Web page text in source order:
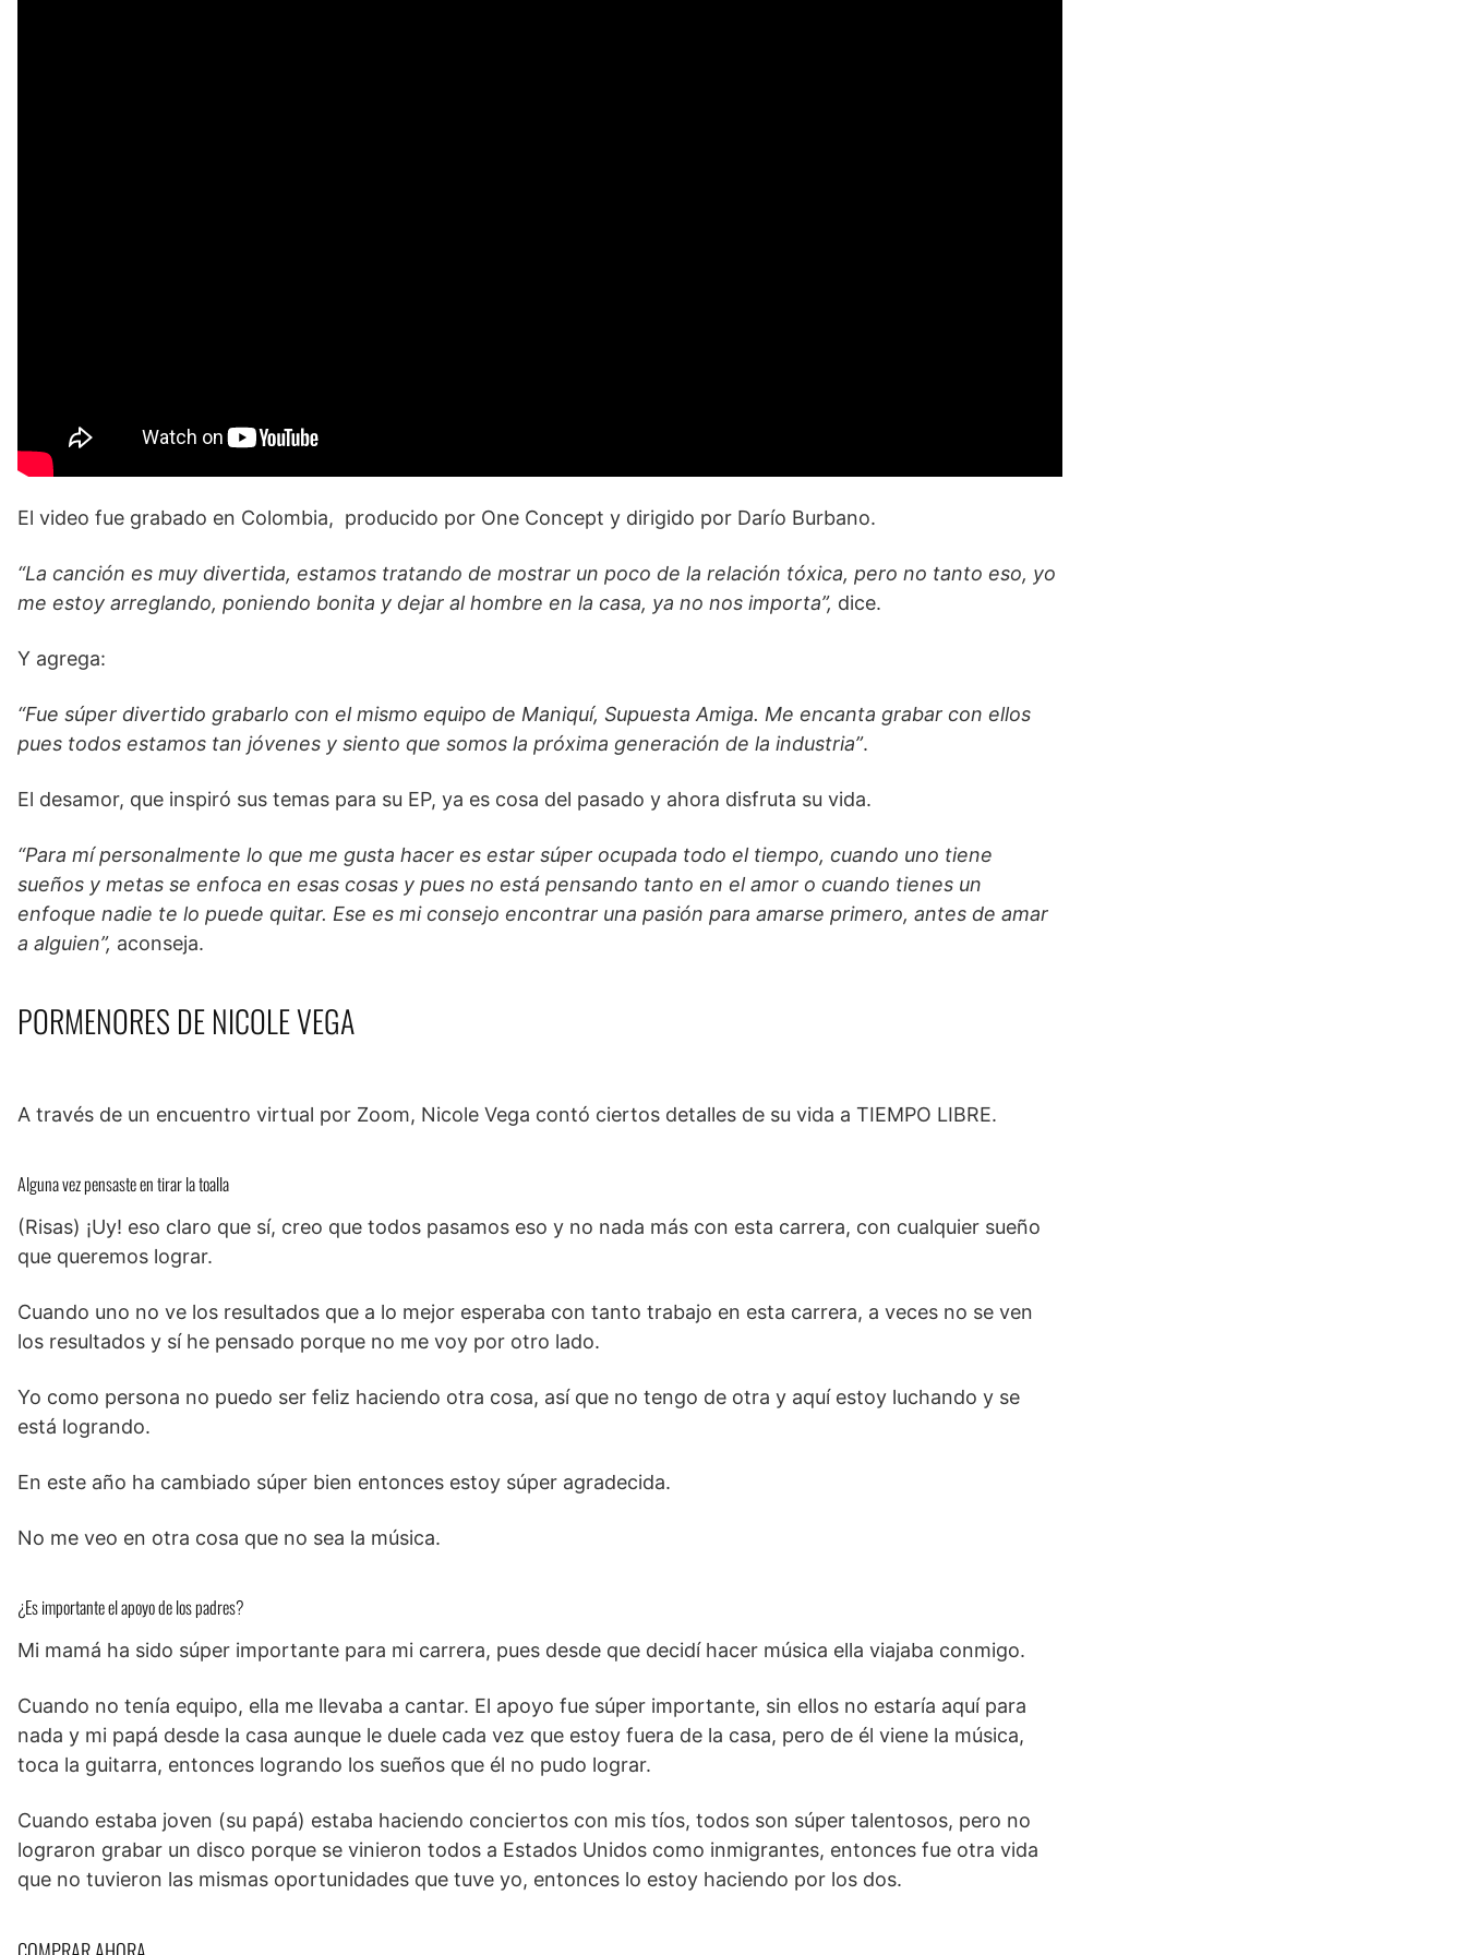
El video fue grabado en Colombia, producido por One Concept y dirigido por Darío Burbano.
“La canción es muy divertida, estamos tratando de mostrar un poco de la relación tóxica, pero no tanto eso, yo
me estoy arreglando, poniendo bonita y dejar al hombre en la casa, ya no nos importa”, dice.
Y agrega:
“Fue súper divertido grabarlo con el mismo equipo de Maniquí, Supuesta Amiga. Me encanta grabar con ellos
pues todos estamos tan jóvenes y siento que somos la próxima generación de la industria”.
El desamor, que inspiró sus temas para su EP, ya es cosa del pasado y ahora disfruta su vida.
“Para mí personalmente lo que me gusta hacer es estar súper ocupada todo el tiempo, cuando uno tiene
sueños y metas se enfoca en esas cosas y pues no está pensando tanto en el amor o cuando tienes un
enfoque nadie te lo puede quitar. Ese es mi consejo encontrar una pasión para amarse primero, antes de amar
a alguien”, aconseja.
PORMENORES DE NICOLE VEGA
A través de un encuentro virtual por Zoom, Nicole Vega contó ciertos detalles de su vida a TIEMPO LIBRE.
Alguna vez pensaste en tirar la toalla
(Risas) ¡Uy! eso claro que sí, creo que todos pasamos eso y no nada más con esta carrera, con cualquier sueño
que queremos lograr.
Cuando uno no ve los resultados que a lo mejor esperaba con tanto trabajo en esta carrera, a veces no se ven
los resultados y sí he pensado porque no me voy por otro lado.
Yo como persona no puedo ser feliz haciendo otra cosa, así que no tengo de otra y aquí estoy luchando y se
está logrando.
En este año ha cambiado súper bien entonces estoy súper agradecida.
No me veo en otra cosa que no sea la música.
¿Es importante el apoyo de los padres?
Mi mamá ha sido súper importante para mi carrera, pues desde que decidí hacer música ella viajaba conmigo.
Cuando no tenía equipo, ella me llevaba a cantar. El apoyo fue súper importante, sin ellos no estaría aquí para
nada y mi papá desde la casa aunque le duele cada vez que estoy fuera de la casa, pero de él viene la música,
toca la guitarra, entonces logrando los sueños que él no pudo lograr.
Cuando estaba joven (su papá) estaba haciendo conciertos con mis tíos, todos son súper talentosos, pero no
lograron grabar un disco porque se vinieron todos a Estados Unidos como inmigrantes, entonces fue otra vida
que no tuvieron las mismas oportunidades que tuve yo, entonces lo estoy haciendo por los dos.